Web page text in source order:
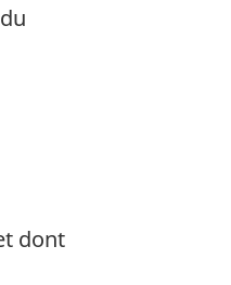
dont